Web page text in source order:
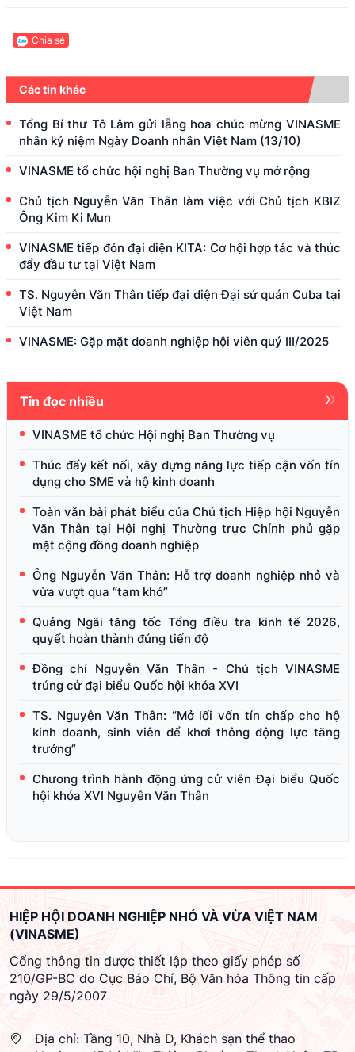
Chia sẻ
Các tin khác
Tổng Bí thư Tô Lâm gửi lẵng hoa chúc mừng VINASME
nhân kỷ niệm Ngày Doanh nhân Việt Nam (13/10)
VINASME tổ chức hội nghị Ban Thường vụ mở rộng
Chủ tịch Nguyễn Văn Thân làm việc với Chủ tịch KBIZ
Ông Kim Ki Mun
VINASME tiếp đón đại diện KITA: Cơ hội hợp tác và thúc
đẩy đầu tư tại Việt Nam
TS. Nguyễn Văn Thân tiếp đại diện Đại sứ quán Cuba tại
Việt Nam
VINASME: Gặp mặt doanh nghiệp hội viên quý III/2025
Tin đọc nhiều
VINASME tổ chức Hội nghị Ban Thường vụ
Thúc đẩy kết nối, xây dựng năng lực tiếp cận vốn tín
dụng cho SME và hộ kinh doanh
Toàn văn bài phát biểu của Chủ tịch Hiệp hội Nguyễn
Văn Thân tại Hội nghị Thường trực Chính phủ gặp
mặt cộng đồng doanh nghiệp
Ông Nguyễn Văn Thân: Hỗ trợ doanh nghiệp nhỏ và
vừa vượt qua “tam khó”
Quảng Ngãi tăng tốc Tổng điều tra kinh tế 2026,
quyết hoàn thành đúng tiến độ
Đồng chí Nguyễn Văn Thân - Chủ tịch VINASME
trúng cử đại biểu Quốc hội khóa XVI
TS. Nguyễn Văn Thân: “Mở lối vốn tín chấp cho hộ
kinh doanh, sinh viên để khơi thông động lực tăng
trưởng”
Chương trình hành động ứng cử viên Đại biểu Quốc
hội khóa XVI Nguyễn Văn Thân
HIỆP HỘI DOANH NGHIỆP NHỎ VÀ VỪA VIỆT NAM
(VINASME)
Cổng thông tin được thiết lập theo giấy phép số
210/GP-BC do Cục Báo Chí, Bộ Văn hóa Thông tin cấp
ngày 29/5/2007
Địa chỉ: Tầng 10, Nhà D, Khách sạn thể thao